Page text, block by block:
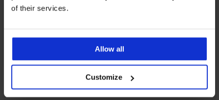
of their services.
Allow all
Customize
Iz iste kolekcije